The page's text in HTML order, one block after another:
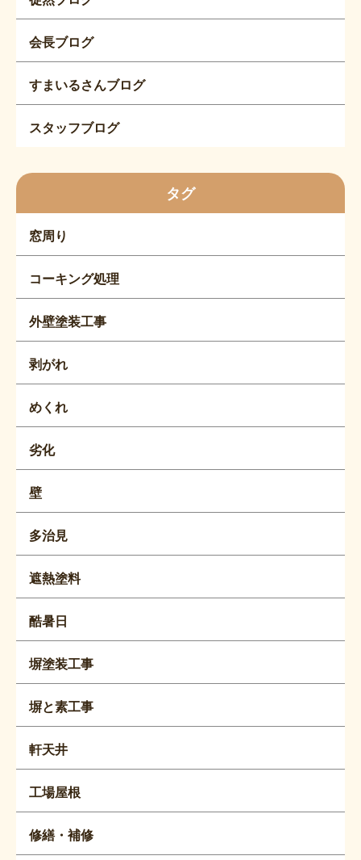
会長ブログ
すまいるさんブログ
スタッフブログ
タグ
窓周り
コーキング処理
外壁塗装工事
剥がれ
めくれ
劣化
壁
多治見
遮熱塗料
酷暑日
塀塗装工事
塀と素工事
軒天井
工場屋根
修繕・補修